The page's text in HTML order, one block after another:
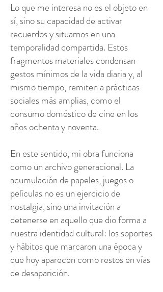
Lo que me interesa no es el objeto en
sí, sino su capacidad de activar
recuerdos y situarnos en una
temporalidad compartida. Estos
fragmentos materiales condensan
gestos mínimos de la vida diaria y, al
mismo tiempo, remiten a prácticas
sociales más amplias, como el
consumo doméstico de cine en los
años ochenta y noventa.
En este sentido, mi obra funciona
como un archivo generacional. La
acumulación de papeles, juegos o
películas no es un ejercicio de
nostalgia, sino una invitación a
detenerse en aquello que dio forma a
nuestra identidad cultural: los soportes
y hábitos que marcaron una época y
que hoy aparecen como restos en vías
de desaparición.